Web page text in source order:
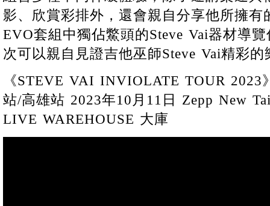
影、欣賞彩排外，還會親自分享他所擁有
EVO套組中獨佔鱉頭的Steve Vai器材導
次可以親自見證吉他巫師Steve Vai精彩
《STEVE VAI INVIOLATE TOUR
站/高雄站 2023年10月11日 Zepp New
LIVE WAREHOUSE 大庫